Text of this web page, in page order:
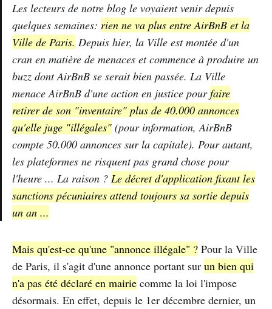
Les lecteurs de notre blog le voyaient venir depuis
quelques semaines: rien ne va plus entre AirBnB et la
Ville de Paris. Depuis hier, la Ville est montée d'un
cran en matière de menaces et commence à produire un
buzz dont AirBnB se serait bien passée. La Ville
menace AirBnB d'une action en justice pourfaire
retirer de son "inventaire" plus de 40.000 annonces
qu'elle juge "illégales" (pour information, AirBnB
compte 50.000 annonces sur la capitale). Pour autant,
les plateformes ne risquent pas grand chose pour
l'heure ... La raison ? Le décret d'application fixant les
sanctions pécuniaires attend toujours sa sortie depuis
un an ...
Mais qu'est-ce qu'une "annonce illégale" ? Pour la Ville
de Paris, il s'agit d'une annonce portant sur un bien qui
n'a pas été déclaré en mairie comme la loi l'impose
désormais. En effet, depuis le 1er décembre dernier, un